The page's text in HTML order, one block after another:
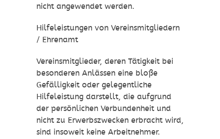
nicht angewendet werden.
Hilfeleistungen von Vereinsmitgliedern
/ Ehrenamt
Vereinsmitglieder, deren Tätigkeit bei
besonderen Anlässen eine bloße
Gefälligkeit oder gelegentliche
Hilfeleistung darstellt, die aufgrund
der persönlichen Verbundenheit und
nicht zu Erwerbszwecken erbracht wird,
sind insoweit keine Arbeitnehmer.